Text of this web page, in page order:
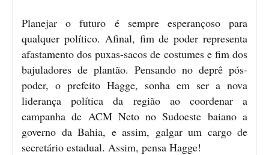
Planejar o futuro é sempre esperançoso para
qualquer político. Afinal, fim de poder representa
afastamento dos puxas-sacos de costumes e fim dos
bajuladores de plantão. Pensando no deprê pós-
poder, o prefeito Hagge, sonha em ser a nova
liderança política da região ao coordenar a
campanha de ACM Neto no Sudoeste baiano a
governo da Bahia, e assim, galgar um cargo de
secretário estadual. Assim, pensa Hagge!